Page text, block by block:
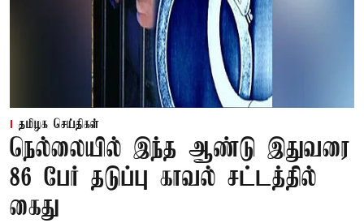
தமிழக செய்திகள்
நெல்லையில் இந்த ஆண்டு இதுவரை
86 பேர் தடுப்பு காவல் சட்டத்தில்
கைது